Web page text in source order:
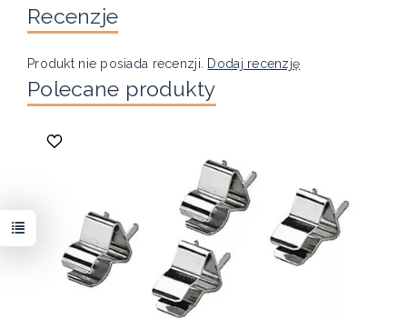
Recenzje
Produkt nie posiada recenzji. Dodaj recenzję
Polecane produkty